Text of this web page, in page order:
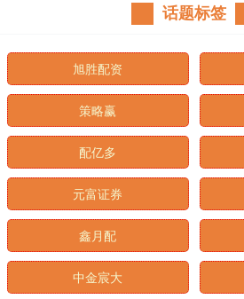
话题标签
旭胜配资
策略赢
配亿多
元富证券
鑫月配
中金宸大